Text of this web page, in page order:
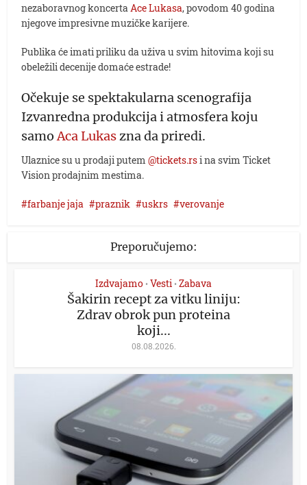
nezaboravnog koncertaAce Lukasa, povodom 40 godina
njegove impresivne muzičke karijere.
Publika će imati priliku da uživa u svim hitovima koji su
obeležili decenije domaće estrade!
Očekuje se spektakularna scenografija
Izvanredna produkcija i atmosfera koju
samoAca Lukaszna da priredi.
Ulaznice su u prodaji putem@tickets.rsi na svim Ticket
Vision prodajnim mestima.
farbanje jaja praznik uskrs verovanje
Preporučujemo:
Izdvajamo • Vesti • Zabava
Šakirin recept za vitku liniju:
Zdrav obrok pun proteina
koji...
08.08.2026.